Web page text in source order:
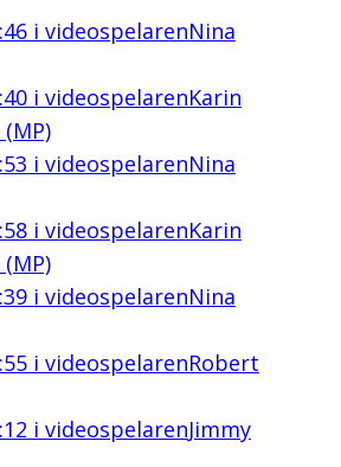
i videospelarenNina
i videospelarenKarin
i videospelarenNina
i videospelarenKarin
i videospelarenNina
i videospelarenRobert
i videospelarenJimmy